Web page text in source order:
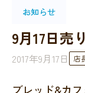
お知らせ
9月17日売
2017年9月17日 店
ブレッド&カ